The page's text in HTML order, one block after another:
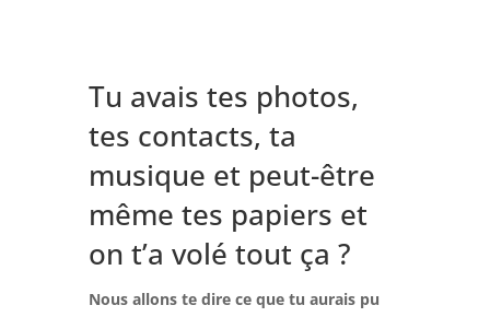
Tu avais tes photos,
tes contacts, ta
musique et peut-être
même tes papiers et
on t’a volé tout ça ?
Nous allons te dire ce que tu aurais pu